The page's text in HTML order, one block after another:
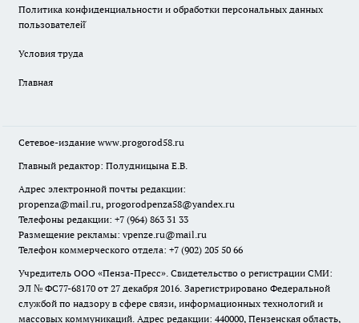
Политика конфиденциальности и обработки персональных данных
пользователей̆
Условия труда
Главная
Сетевое-издание www.progorod58.ru
Главный редактор: Полудницына Е.В.
Адрес электронной почты редакции:
propenza@mail.ru, progorodpenza58@yandex.ru
Телефоны редакции: +7 (964) 863 31 33
Размещение рекламы: vpenze.ru@mail.ru
Телефон коммерческого отдела: +7 (902) 205 50 66
Учредитель ООО «Пенза-Пресс». Свидетельство о регистрации СМИ:
ЭЛ № ФС77-68170 от 27 декабря 2016. Зарегистрировано Федеральной
службой по надзору в сфере связи, информационных технологий и
массовых коммуникаций. Адрес редакции: 440000, Пензенская область,